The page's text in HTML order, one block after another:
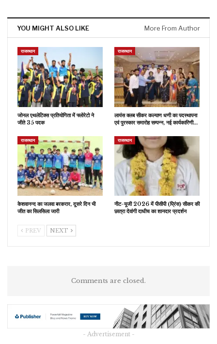
YOU MIGHT ALSO LIKE More From Author
राजस्थान
जोनल एथलेटिक्स प्रतियोगिता में फ्लोरेटो ने
जीते 35 पदक
राजस्थान
लायंस क्लब सीकर कल्याण धणी का पदस्थापना
एवं पुरस्कार समारोह सम्पन्न, नई कार्यकारिणी…
राजस्थान
केशवानन्द का जलवा बरकरार, दूसरे दिन भी
जीत का सिलसिला जारी
राजस्थान
नीट-यूजी 2026 में पीसीपी (प्रिंस) सीकर की
छात्रा देवांगी दाधीच का शानदार प्रदर्शन
PREV NEXT
Comments are closed.
- Advertisement -